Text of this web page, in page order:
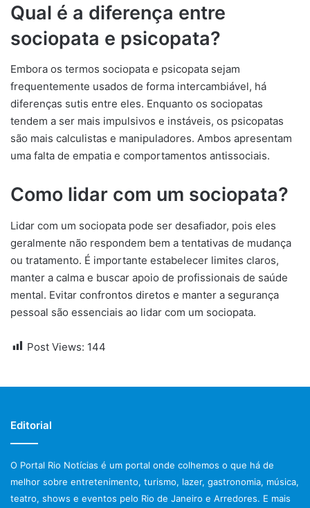
Qual é a diferença entre
sociopata e psicopata?
Embora os termos sociopata e psicopata sejam
frequentemente usados ​​de forma intercambiável, há
diferenças sutis entre eles. Enquanto os sociopatas
tendem a ser mais impulsivos e instáveis, os psicopatas
são mais calculistas e manipuladores. Ambos apresentam
uma falta de empatia e comportamentos antissociais.
Como lidar com um sociopata?
Lidar com um sociopata pode ser desafiador, pois eles
geralmente não respondem bem a tentativas de mudança
ou tratamento. É importante estabelecer limites claros,
manter a calma e buscar apoio de profissionais de saúde
mental. Evitar confrontos diretos e manter a segurança
pessoal são essenciais ao lidar com um sociopata.
Post Views: 144
Editorial
O Portal Rio Notícias é um portal onde colhemos o que há de
melhor sobre entretenimento, turismo, lazer, gastronomia, música,
teatro, shows e eventos pelo Rio de Janeiro e Arredores. E mais